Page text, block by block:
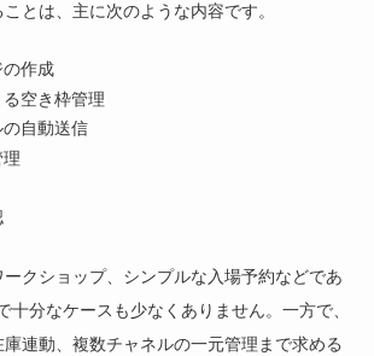
とは、主に次のような内容です。
作成
空き枠管理
自動送信
クショップ、シンプルな入場予約などであ
十分なケースも少なくありません。一方で、
連動、複数チャネルの一元管理まで求める